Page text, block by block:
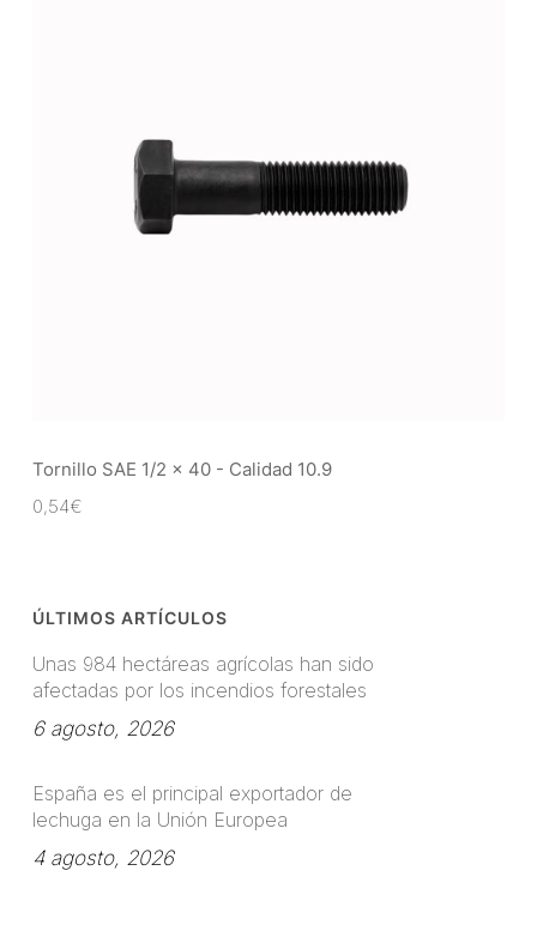
Tornillo SAE 1/2 x 40 - Calidad 10.9
0,54€
ÚLTIMOS ARTÍCULOS
Unas 984 hectáreas agrícolas han sido
afectadas por los incendios forestales
6 agosto, 2026
España es el principal exportador de
lechuga en la Unión Europea
4 agosto, 2026